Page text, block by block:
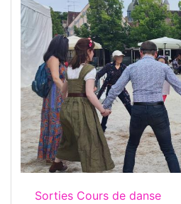
Sorties Cours de danse